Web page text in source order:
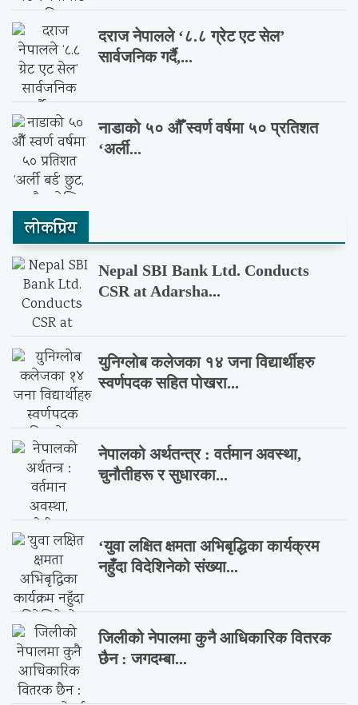
दराज नेपालले ‘८.८ ग्रेट एट सेल’
सार्वजनिक गर्दै,...
नाडाको ५० औँ स्वर्ण वर्षमा ५० प्रतिशत
‘अर्ली...
लाेकप्रिय
Nepal SBI Bank Ltd. Conducts
CSR at Adarsha...
युनिग्लोब कलेजका १४ जना विद्यार्थीहरु
स्वर्णपदक सहित पोखरा...
नेपालको अर्थतन्त्र : वर्तमान अवस्था,
चुनौतीहरू र सुधारका...
‘युवा लक्षित क्षमता अभिबृद्धिका कार्यक्रम
नहुँदा विदेशिनेको संख्या...
जिलीको नेपालमा कुनै आधिकारिक वितरक
छैन : जगदम्बा...